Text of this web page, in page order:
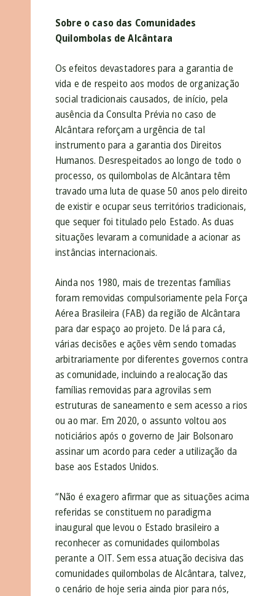
Sobre o caso das Comunidades
Quilombolas de Alcântara
Os efeitos devastadores para a garantia de
vida e de respeito aos modos de organização
social tradicionais causados, de início, pela
ausência da Consulta Prévia no caso de
Alcântara reforçam a urgência de tal
instrumento para a garantia dos Direitos
Humanos. Desrespeitados ao longo de todo o
processo, os quilombolas de Alcântara têm
travado uma luta de quase 50 anos pelo direito
de existir e ocupar seus territórios tradicionais,
que sequer foi titulado pelo Estado. As duas
situações levaram a comunidade a acionar as
instâncias internacionais.
Ainda nos 1980, mais de trezentas famílias
foram removidas compulsoriamente pela Força
Aérea Brasileira (FAB) da região de Alcântara
para dar espaço ao projeto. De lá para cá,
várias decisões e ações vêm sendo tomadas
arbitrariamente por diferentes governos contra
as comunidade, incluindo a realocação das
famílias removidas para agrovilas sem
estruturas de saneamento e sem acesso a rios
ou ao mar. Em 2020, o assunto voltou aos
noticiários após o governo de Jair Bolsonaro
assinar um acordo para ceder a utilização da
base aos Estados Unidos.
“Não é exagero afirmar que as situações acima
referidas se constituem no paradigma
inaugural que levou o Estado brasileiro a
reconhecer as comunidades quilombolas
perante a OIT. Sem essa atuação decisiva das
comunidades quilombolas de Alcântara, talvez,
o cenário de hoje seria ainda pior para nós,